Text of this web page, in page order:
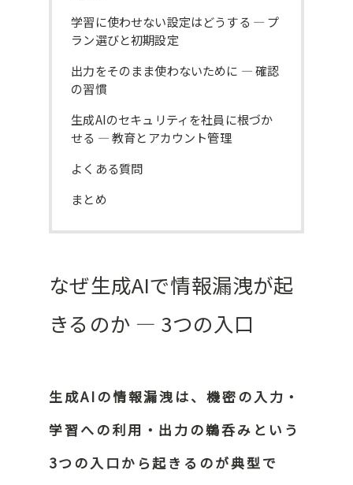
学習に使わせない設定はどうする ― プ
ラン選びと初期設定
出力をそのまま使わないために ― 確認
の習慣
生成AIのセキュリティを社員に根づか
せる ― 教育とアカウント管理
よくある質問
まとめ
なぜ生成AIで情報漏洩が起
きるのか ― 3つの入口
生成AIの情報漏洩は、機密の入力・
学習への利用・出力の鵜呑みという
3つの入口から起きるのが典型で